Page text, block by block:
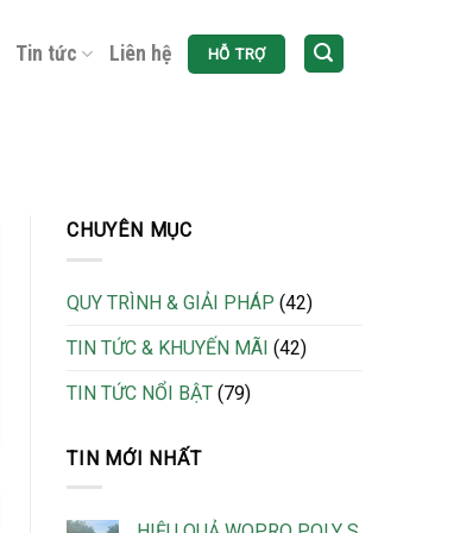
Tin tức Liên hệ HỖ TRỢ
CHUYÊN MỤC
QUY TRÌNH & GIẢI PHÁP (42)
TIN TỨC & KHUYẾN MÃI (42)
TIN TỨC NỔI BẬT (79)
TIN MỚI NHẤT